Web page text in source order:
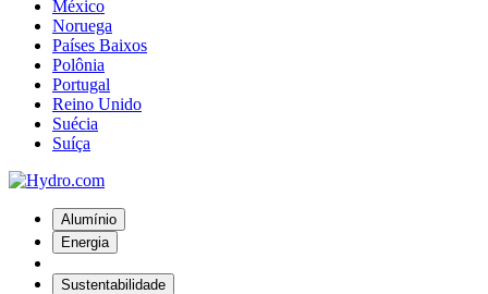
México
Noruega
Países Baixos
Polônia
Portugal
Reino Unido
Suécia
Suíça
Alumínio
Energia
Sustentabilidade